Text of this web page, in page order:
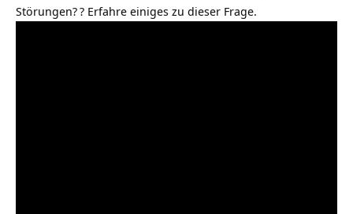
Störungen?? Erfahre einiges zu dieser Frage.